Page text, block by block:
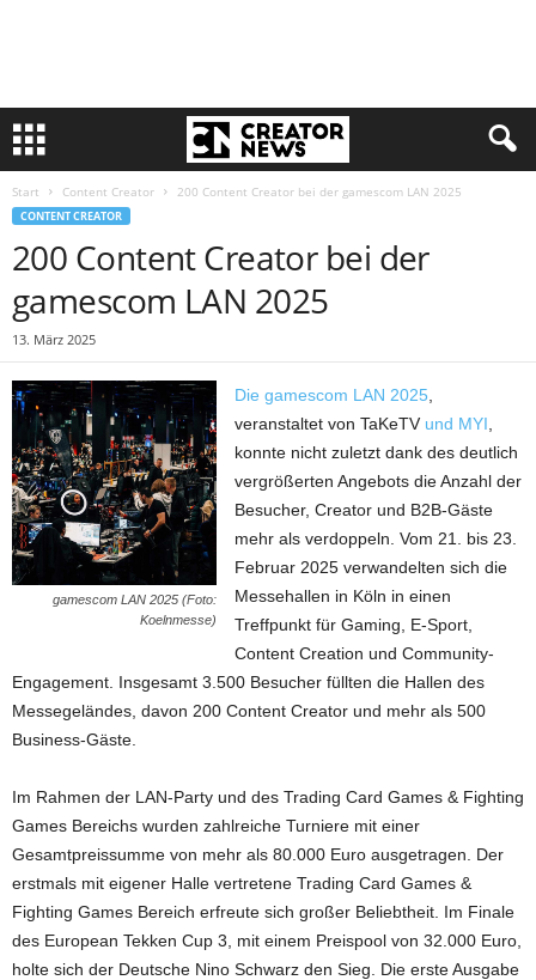
Start Content Creator 200 Content Creator bei der gamescom LAN 2025
CONTENT CREATOR
200 Content Creator bei der
gamescom LAN 2025
13. März 2025
gamescom LAN 2025 (Foto:
Koelnmesse)
Die gamescom LAN 2025
veranstaltet von TaKeTV und MYI
konnte nicht zuletzt dank des deutlich
vergrößerten Angebots die Anzahl der
Besucher, Creator und B2B-Gäste
mehr als verdoppeln. Vom 21. bis 23.
Februar 2025 verwandelten sich die
Messehallen in Köln in einen
Treffpunkt für Gaming, E-Sport,
Content Creation und Community-
Engagement. Insgesamt 3.500 Besucher füllten die Hallen des
Messegeländes, davon 200 Content Creator und mehr als 500
Business-Gäste.
Im Rahmen der LAN-Party und des Trading Card Games & Fighting
Games Bereichs wurden zahlreiche Turniere mit einer
Gesamtpreissumme von mehr als 80.000 Euro ausgetragen. Der
erstmals mit eigener Halle vertretene Trading Card Games &
Fighting Games Bereich erfreute sich großer Beliebtheit. Im Finale
des European Tekken Cup 3, mit einem Preispool von 32.000 Euro,
holte sich der Deutsche Nino Schwarz den Sieg. Die erste Ausgabe